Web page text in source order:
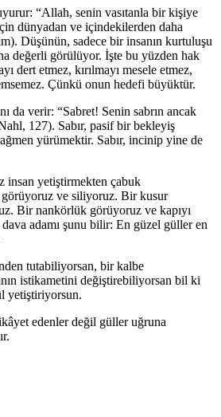
“Allah, senin vasıtanla bir kişiye
dünyadan ve içindekilerden daha
Düşünün, sadece bir insanın kurtuluşu
değerli görülüyor. İşte bu yüzden hak
dert etmez, kırılmayı mesele etmez,
Çünkü onun hedefi büyüktür.
da verir: “Sabret! Senin sabrın ancak
127). Sabır, pasif bir bekleyiş
yürümektir. Sabır, incinip yine de
insan yetiştirmekten çabuk
ve siliyoruz. Bir kusur
Bir nankörlük görüyoruz ve kapıyı
adamı şunu bilir: En güzel güller en
tutabiliyorsan, bir kalbe
istikametini değiştirebiliyorsan bil ki
yetiştiriyorsun.
edenler değil güller uğruna